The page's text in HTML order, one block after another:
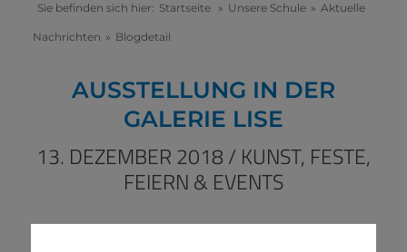
Sie befinden sich hier: Startseite » Unsere Schule » Aktuelle
Nachrichten » Blogdetail
AUSSTELLUNG IN DER
GALERIE LISE
13. DEZEMBER 2018 / KUNST, FESTE,
FEIERN & EVENTS